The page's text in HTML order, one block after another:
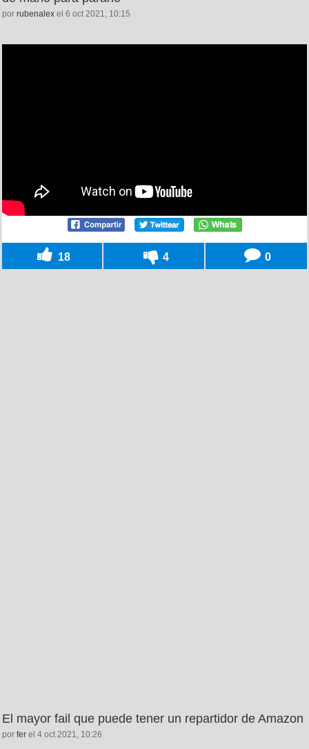
por rubenalex el 6 oct 2021, 10:15
18 4 0
El mayor fail que puede tener un repartidor de Amazon
por fer el 4 oct 2021, 10:26